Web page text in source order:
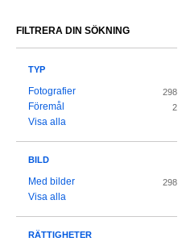
FILTRERA DIN SÖKNING
TYP
Fotografier 298
Föremål 2
Visa alla
BILD
Med bilder 298
Visa alla
RÄTTIGHETER